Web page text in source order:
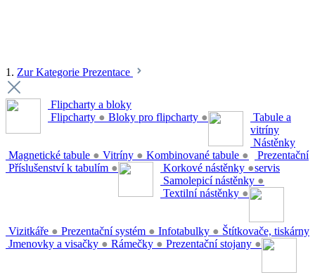
1. Zur Kategorie Prezentace
Flipcharty a bloky
Flipcharty ● Bloky pro flipcharty ●
Tabule a
vitríny
Magnetické tabule ● Vitríny ● Kombinované tabule ●
Příslušenství k tabulím ●
Nástěnky
Korkové nástěnky ●
Samolepicí nástěnky ●
Textilní nástěnky ●
Prezentační
servis
Vizitkáře ● Prezentační systém ● Infotabulky ●
Jmenovky a visačky ● Rámečky ● Prezentační stojany ●
Štítkovače, tiskárny